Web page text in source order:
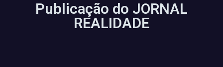
Publicação do JORNAL
REALIDADE